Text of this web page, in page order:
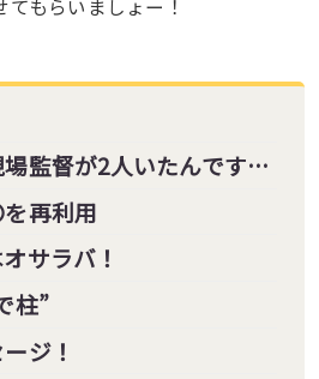
もらいましょー！
監督が2人いたんです…
再利用
サラバ！
柱”
ジ！